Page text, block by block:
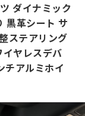
ダイナミック
黒革シート サ
ステアリング
ヤレスデバ
チアルミホイ